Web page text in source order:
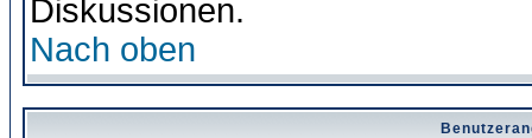
Diskussionen.
Nach oben